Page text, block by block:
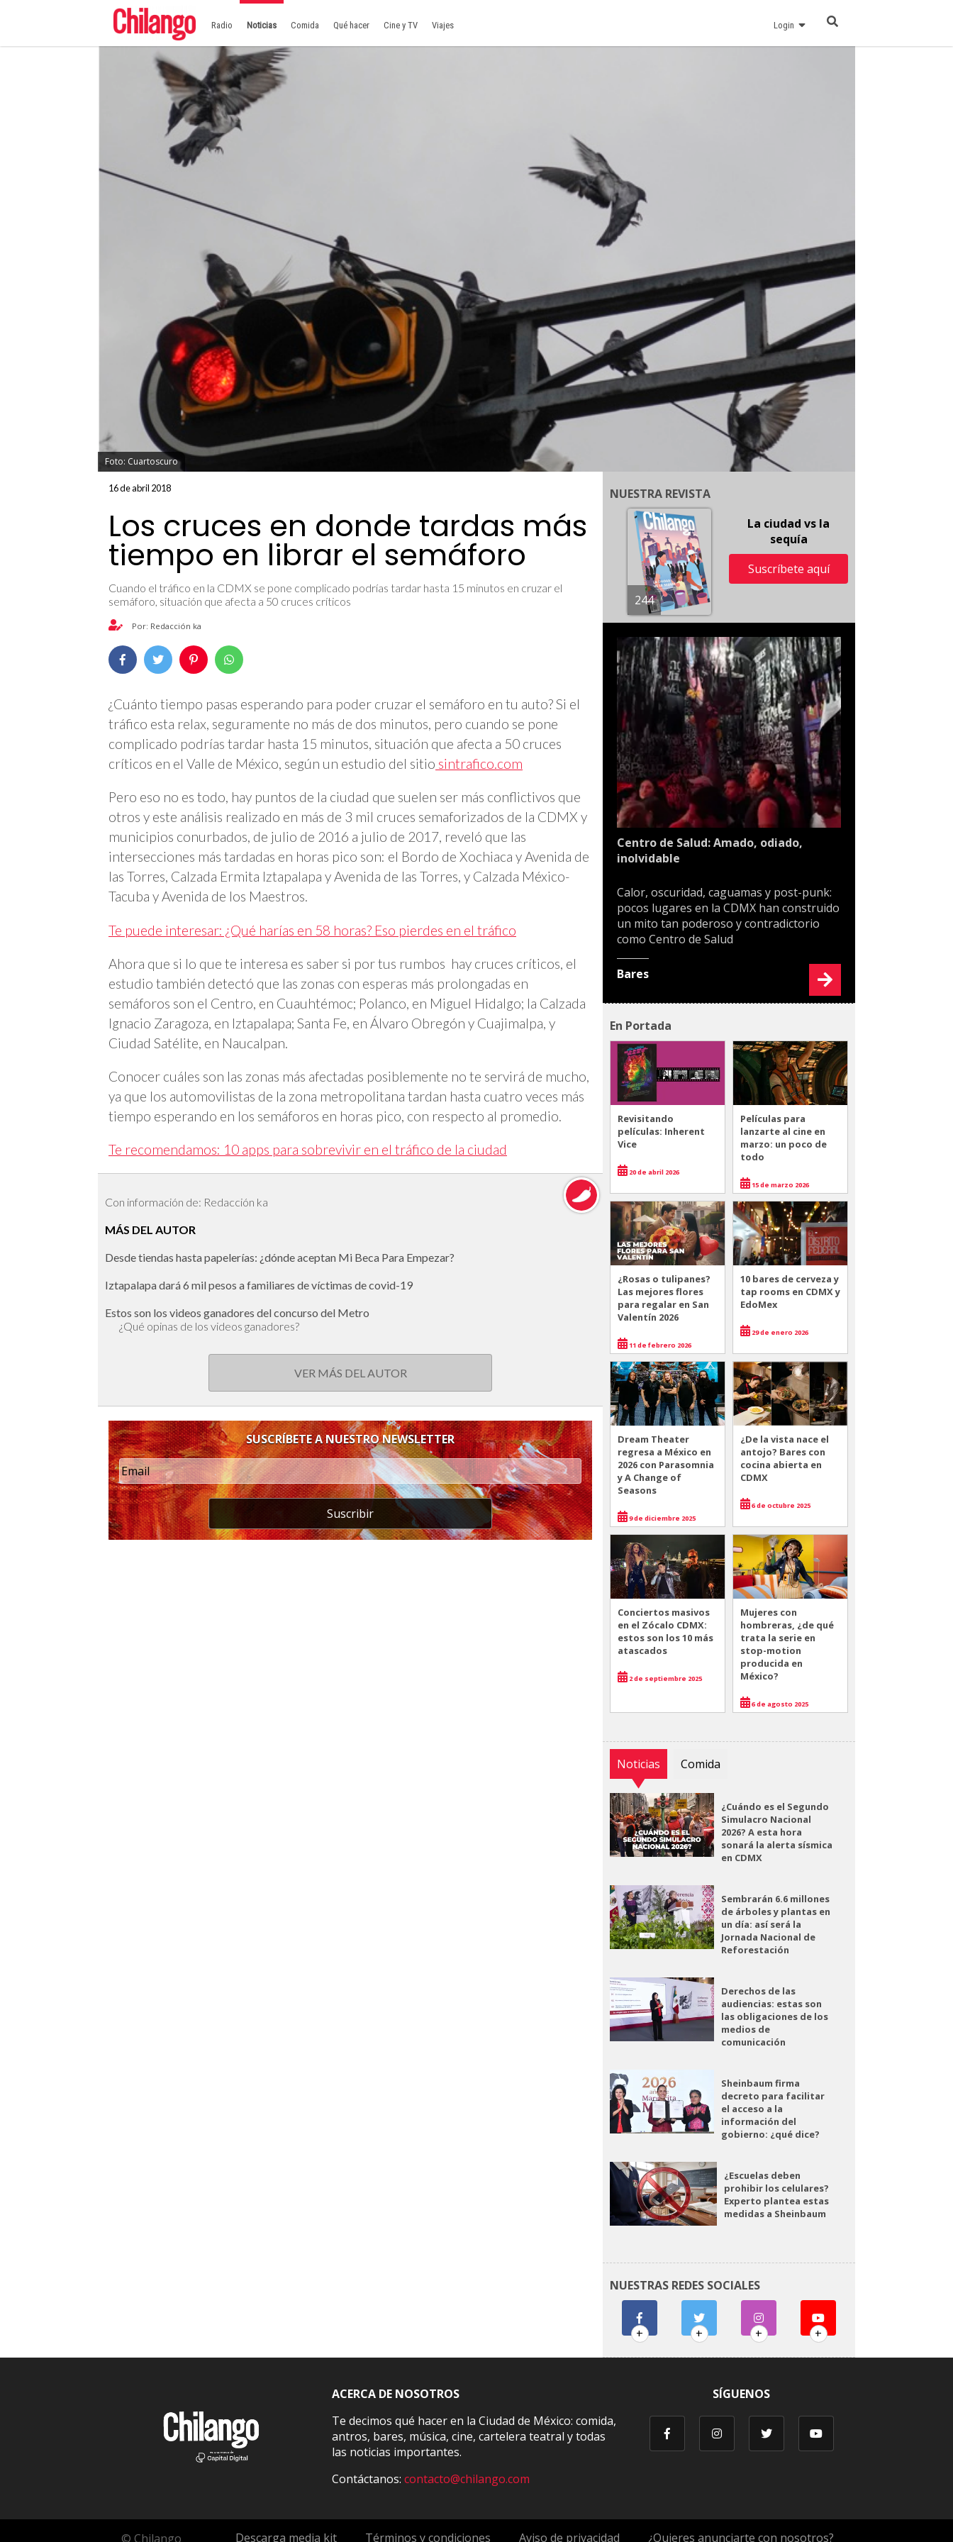
Radio Noticias Comida Qué hacer Cine y TV Viajes Login
Foto: Cuartoscuro
16 de abril 2018
Los cruces en donde tardas más
tiempo en librar el semáforo
Cuando el tráfico en la CDMX se pone complicado podrías tardar hasta 15 minutos en cruzar el
semáforo, situación que afecta a 50 cruces críticos
Por: Redacción ka
¿Cuánto tiempo pasas esperando para poder cruzar el semáforo en tu auto? Si el
tráfico esta relax, seguramente no más de dos minutos, pero cuando se pone
complicado podrías tardar hasta 15 minutos, situación que afecta a 50 cruces
críticos en el Valle de México, según un estudio del sitio sintrafico.com
Pero eso no es todo, hay puntos de la ciudad que suelen ser más conflictivos que
otros y este análisis realizado en más de 3 mil cruces semaforizados de la CDMX y
municipios conurbados, de julio de 2016 a julio de 2017, reveló que las
intersecciones más tardadas en horas pico son: el Bordo de Xochiaca y Avenida de
las Torres, Calzada Ermita Iztapalapa y Avenida de las Torres, y Calzada México-
Tacuba y Avenida de los Maestros.
Te puede interesar: ¿Qué harías en 58 horas? Eso pierdes en el tráfico
Ahora que si lo que te interesa es saber si por tus rumbos hay cruces críticos, el
estudio también detectó que las zonas con esperas más prolongadas en
semáforos son el Centro, en Cuauhtémoc; Polanco, en Miguel Hidalgo; la Calzada
Ignacio Zaragoza, en Iztapalapa; Santa Fe, en Álvaro Obregón y Cuajimalpa, y
Ciudad Satélite, en Naucalpan.
Conocer cuáles son las zonas más afectadas posiblemente no te servirá de mucho,
ya que los automovilistas de la zona metropolitana tardan hasta cuatro veces más
tiempo esperando en los semáforos en horas pico, con respecto al promedio.
Te recomendamos: 10 apps para sobrevivir en el tráfico de la ciudad
Con información de: Redacción ka
MÁS DEL AUTOR
Desde tiendas hasta papelerías: ¿dónde aceptan Mi Beca Para Empezar?
Iztapalapa dará 6 mil pesos a familiares de víctimas de covid-19
Estos son los videos ganadores del concurso del Metro
¿Qué opinas de los videos ganadores?
VER MÁS DEL AUTOR
SUSCRÍBETE A NUESTRO NEWSLETTER
Suscribir
NUESTRA REVISTA
244
La ciudad vs la
sequía
Suscríbete aquí
Centro de Salud: Amado, odiado,
inolvidable
Calor, oscuridad, caguamas y post-punk:
pocos lugares en la CDMX han construido
un mito tan poderoso y contradictorio
como Centro de Salud
Bares
En Portada
Revisitando
películas: Inherent
Vice
20 de abril 2026
Películas para
lanzarte al cine en
marzo: un poco de
todo
15 de marzo 2026
¿Rosas o tulipanes?
Las mejores flores
para regalar en San
Valentín 2026
11 de febrero 2026
10 bares de cerveza y
tap rooms en CDMX y
EdoMex
29 de enero 2026
Dream Theater
regresa a México en
2026 con Parasomnia
y A Change of
Seasons
9 de diciembre 2025
¿De la vista nace el
antojo? Bares con
cocina abierta en
CDMX
6 de octubre 2025
Conciertos masivos
en el Zócalo CDMX:
estos son los 10 más
atascados
2 de septiembre 2025
Mujeres con
hombreras, ¿de qué
trata la serie en
stop-motion
producida en
México?
6 de agosto 2025
Noticias Comida
¿Cuándo es el Segundo
Simulacro Nacional
2026? A esta hora
sonará la alerta sísmica
en CDMX
Sembrarán 6.6 millones
de árboles y plantas en
un día: así será la
Jornada Nacional de
Reforestación
Derechos de las
audiencias: estas son
las obligaciones de los
medios de
comunicación
Sheinbaum firma
decreto para facilitar
el acceso a la
información del
gobierno: ¿qué dice?
¿Escuelas deben
prohibir los celulares?
Experto plantea estas
medidas a Sheinbaum
NUESTRAS REDES SOCIALES
+ + + +
ACERCA DE NOSOTROS
Te decimos qué hacer en la Ciudad de México: comida,
antros, bares, música, cine, cartelera teatral y todas
las noticias importantes.
Contáctanos:contacto@chilango.com
SÍGUENOS
© Chilango Descarga media kit Términos y condiciones Aviso de privacidad ¿Quieres anunciarte con nosotros?